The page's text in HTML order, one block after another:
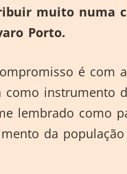
muito numa
Porto.
é com a
como instrumento
lembrado como
da